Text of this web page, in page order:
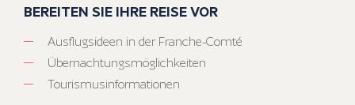
BEREITEN SIE IHRE REISE VOR
Ausflugsideen in der Franche-Comté
Übernachtungsmöglichkeiten
Tourismusinformationen